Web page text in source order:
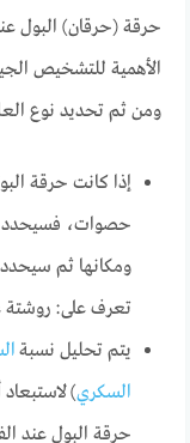
حرقة (حرقان) البول
الأهمية للتشخيص
ومن ثم تحديد نوع
إذا كانت حرقة
حصوات، فسيحدد
ومكانها ثم سيحدد
تعرف على: روشتة
يتم تحليل نسبة
السكري)
حرقة البول عند